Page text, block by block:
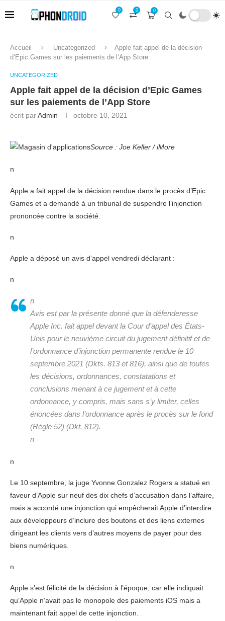
0
0
0
Accueil Uncategorized
Apple fait appel de la décision
d’Epic Games sur les paiements de l’App Store
UNCATEGORIZED
Apple fait appel de la décision d’Epic Games
sur les paiements de l’App Store
écrit parAdmin octobre 10, 2021
Source : Joe Keller / iMore
n
Apple a fait appel de la décision rendue dans le procès d’Epic
Games et a demandé à un tribunal de suspendre l’injonction
prononcée contre la société.
n
Apple a déposé un avis d’appel vendredi déclarant :
n
n
Avis est par la présente donné que la défenderesse
Apple Inc. fait appel devant la Cour d’appel des États-
Unis pour le neuvième circuit du jugement définitif et de
l’ordonnance d’injonction permanente rendue le 10
septembre 2021 (Dkts. 813 et 816), ainsi que de toutes
les décisions, ordonnances, constatations et
conclusions menant à ce jugement et à cette
ordonnance, y compris, mais sans s’y limiter, celles
énoncées dans l’ordonnance après le procès sur le fond
(Règle 52) (Dkt. 812).
n
n
Le 10 septembre, la juge Yvonne Gonzalez Rogers a statué en
faveur d’Apple sur neuf des dix chefs d’accusation dans l’affaire,
mais a accordé une injonction qui empêcherait Apple d’interdire
aux développeurs d’inclure des boutons et des liens externes
dirigeant les clients vers d’autres moyens de payer pour des
biens numériques.
n
Apple s’est félicité de la décision à l’époque, car elle indiquait
qu’Apple n’avait pas le monopole des paiements iOS mais a
maintenant fait appel de cette injonction.